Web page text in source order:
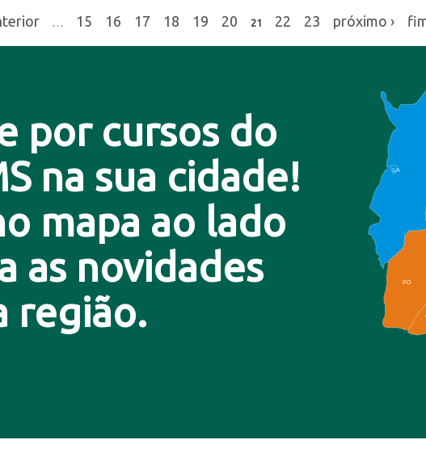
15 16 17 18 19 20 21 22 23 próximo ›
por cursos do
na sua cidade!
mapa ao lado
as novidades
região.
PO
LA